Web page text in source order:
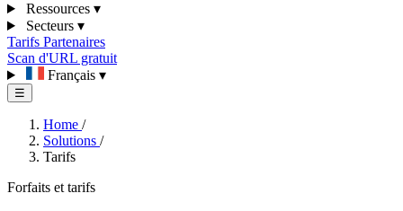
Ressources ▾
Secteurs ▾
Tarifs Partenaires
Scan d'URL gratuit
Français ▾
☰
Home /
Solutions /
Tarifs
Forfaits et tarifs